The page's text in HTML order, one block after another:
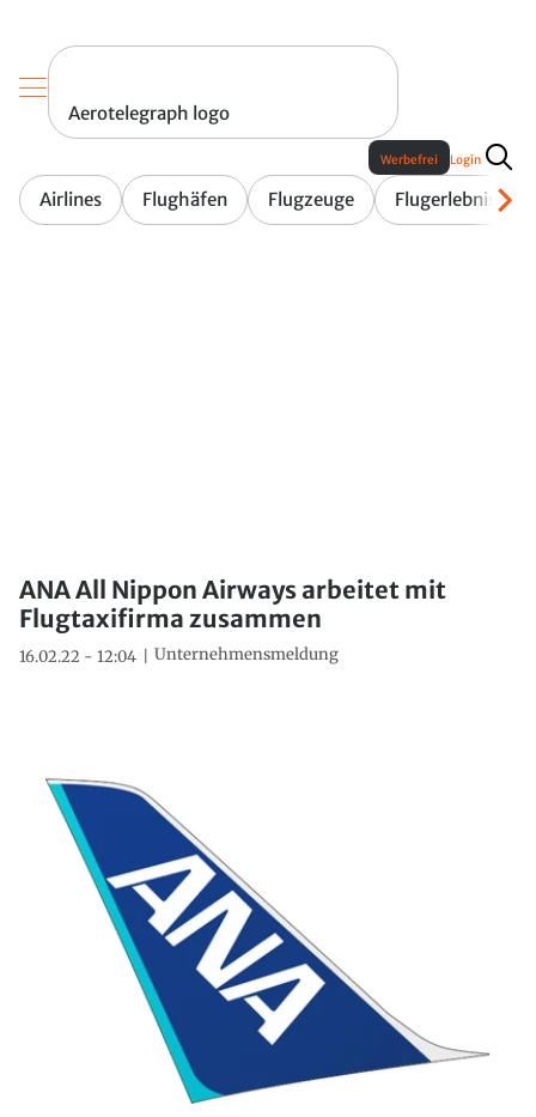
Aerotelegraph logo
Airlines Flughäfen Flugzeuge Flugerlebnis
Werbefrei Login
ANA All Nippon Airways arbeitet mit
Flugtaxifirma zusammen
16.02.22 - 12:04 Unternehmensmeldung